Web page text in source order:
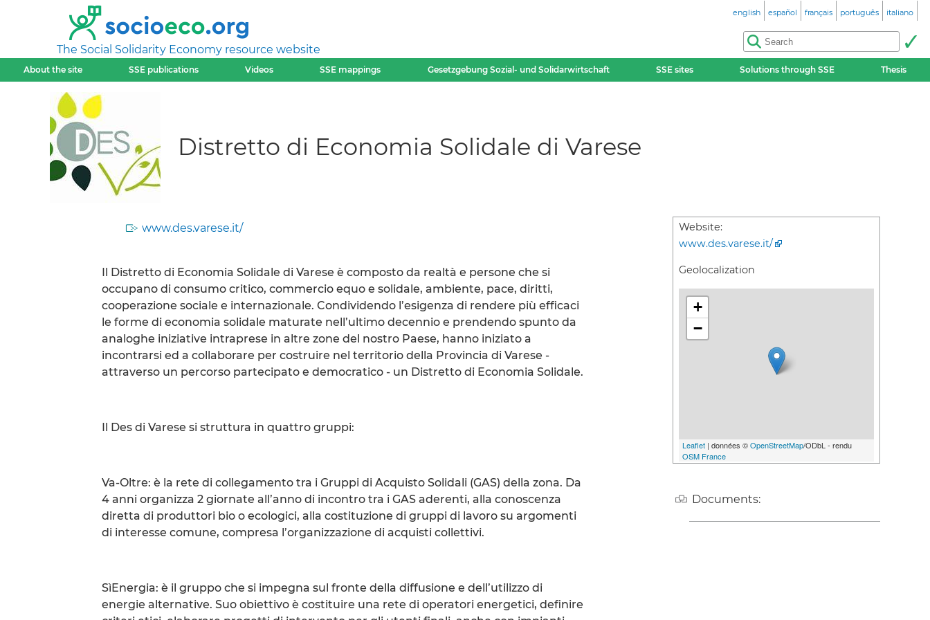
The Social Solidarity Economy resource website
english español français português italiano
About the site SSE publications Videos SSE mappings Gesetzgebung Sozial- und Solidarwirtschaft SSE sites Solutions through SSE Thesis
Distretto di Economia Solidale di Varese
www.des.varese.it/
Il Distretto di Economia Solidale di Varese è composto da realtà e persone che si
occupano di consumo critico, commercio equo e solidale, ambiente, pace, diritti,
cooperazione sociale e internazionale. Condividendo l’esigenza di rendere più efficaci
le forme di economia solidale maturate nell’ultimo decennio e prendendo spunto da
analoghe iniziative intraprese in altre zone del nostro Paese, hanno iniziato a
incontrarsi ed a collaborare per costruire nel territorio della Provincia di Varese -
attraverso un percorso partecipato e democratico - un Distretto di Economia Solidale.
Il Des di Varese si struttura in quattro gruppi:
Va-Oltre: è la rete di collegamento tra i Gruppi di Acquisto Solidali (GAS) della zona. Da
4 anni organizza 2 giornate all’anno di incontro tra i GAS aderenti, alla conoscenza
diretta di produttori bio o ecologici, alla costituzione di gruppi di lavoro su argomenti
di interesse comune, compresa l’organizzazione di acquisti collettivi.
SìEnergia: è il gruppo che si impegna sul fronte della diffusione e dell’utilizzo di
energie alternative. Suo obiettivo è costituire una rete di operatori energetici, definire
Website:
www.des.varese.it/
Geolocalization
+
−
Leaflet | données ©OpenStreetMap/ODbL - rendu
OSM France
Documents: